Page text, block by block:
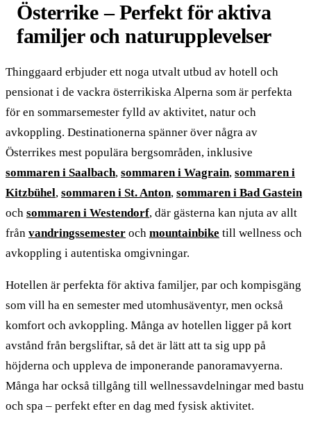
Österrike – Perfekt för aktiva
familjer och naturupplevelser
Thinggaard erbjuder ett noga utvalt utbud av hotell och
pensionat i de vackra österrikiska Alperna som är perfekta
för en sommarsemester fylld av aktivitet, natur och
avkoppling. Destinationerna spänner över några av
Österrikes mest populära bergsområden, inklusive
sommaren i Saalbach, sommaren i Wagrain, sommaren i
Kitzbühel, sommaren i St. Anton, sommaren i Bad Gastein
och sommaren i Westendorf, där gästerna kan njuta av allt
från vandringssemester och mountainbike till wellness och
avkoppling i autentiska omgivningar.
Hotellen är perfekta för aktiva familjer, par och kompisgäng
som vill ha en semester med utomhusäventyr, men också
komfort och avkoppling. Många av hotellen ligger på kort
avstånd från bergsliftar, så det är lätt att ta sig upp på
höjderna och uppleva de imponerande panoramavyerna.
Många har också tillgång till wellnessavdelningar med bastu
och spa – perfekt efter en dag med fysisk aktivitet.